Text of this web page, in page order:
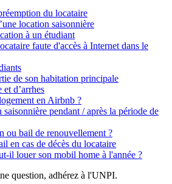
du locataire
location saisonnière
à un étudiant
faute d'accès à Internet dans le
de son habitation principale
d’arrhes
en Airbnb ?
saisonnière pendant / après la période de
ou bail de renouvellement ?
en cas de décès du locataire
il louer son mobil home à l'année ?
question, adhérez à l'UNPI.